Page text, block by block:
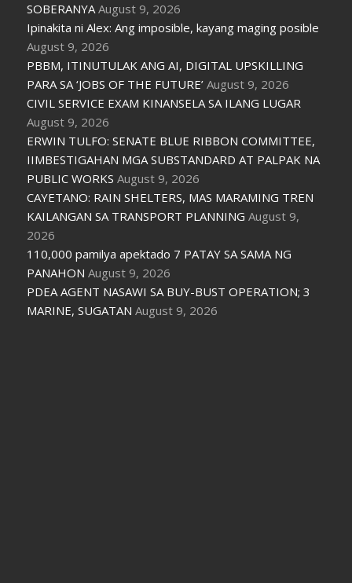
SOBERANYA August 9, 2026
Ipinakita ni Alex: Ang imposible, kayang maging posible
August 9, 2026
PBBM, ITINUTULAK ANG AI, DIGITAL UPSKILLING
PARA SA ‘JOBS OF THE FUTURE’ August 9, 2026
CIVIL SERVICE EXAM KINANSELA SA ILANG LUGAR
August 9, 2026
ERWIN TULFO: SENATE BLUE RIBBON COMMITTEE,
IIMBESTIGAHAN MGA SUBSTANDARD AT PALPAK NA
PUBLIC WORKS August 9, 2026
CAYETANO: RAIN SHELTERS, MAS MARAMING TREN
KAILANGAN SA TRANSPORT PLANNING August 9,
2026
110,000 pamilya apektado 7 PATAY SA SAMA NG
PANAHON August 9, 2026
PDEA AGENT NASAWI SA BUY-BUST OPERATION; 3
MARINE, SUGATAN August 9, 2026